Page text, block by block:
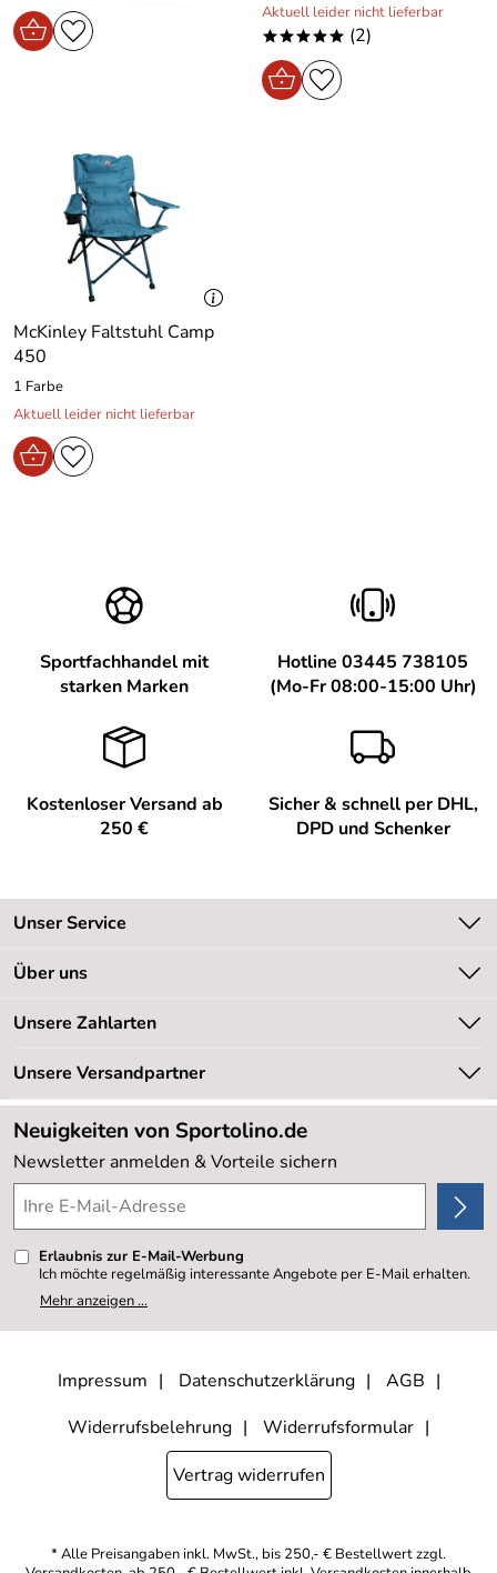
Aktuell leider nicht lieferbar
***** (2)
McKinley Faltstuhl Camp
450
1 Farbe
Aktuell leider nicht lieferbar
Sportfachhandel mit
starken Marken
Hotline 03445 738105
(Mo-Fr 08:00-15:00 Uhr)
Kostenloser Versand ab
250 €
Sicher & schnell per DHL,
DPD und Schenker
Unser Service
Kontakt
Newsletter
Retourenabwicklung
Lieferbedingungen
Kundenlogin
Über uns
Unsere Bestseller
Neu
Sale %
Kundenbewertungen (20.178)
4,8/5*****
Unsere Zahlarten
Unsere Versandpartner
Neuigkeiten von Sportolino.de
Newsletter anmelden & Vorteile sichern
Erlaubnis zur E-Mail-Werbung
Ich möchte regelmäßig interessante Angebote per E-Mail erhalten.
Meine E-Mail-Adresse wird nicht an andere Unternehmen
weitergegeben. Zu statistischen Zwecken wird in anonymer Form
kann ich jederzeit mit Wirkung für die Zukunft widerrufen, indem ich
den Link "Abmelden" am Ende des Newsletters anklicke oder die
Datenschutzerklärung habe ich zur Kenntnis genommen.
Mehr anzeigen ...
Impressum Datenschutzerklärung
AGB
Widerrufsbelehrung
Widerrufsformular
Vertrag widerrufen
* Alle Preisangaben inkl. MwSt., bis 250,- € Bestellwert zzgl.